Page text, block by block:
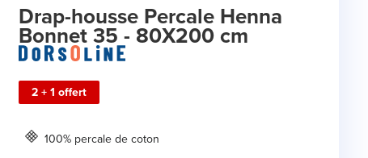
Drap-housse Percale Henna
Bonnet 35 - 80X200 cm
2 + 1 offert
100% percale de coton